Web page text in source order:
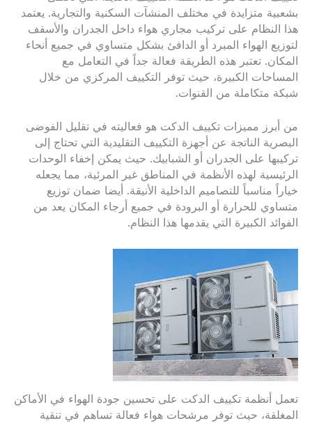
بشعبية متزايدة في مختلف المنشآت السكنية والتجارية. يعتمد
هذا النظام على تركيب مجاري هواء داخل الجدران والأسقف
لتوزيع الهواء المبرد أو الدافئ بشكل متساوي في جميع أنحاء
المكان. تعتبر هذه الطريقة فعالة جداً في التعامل مع
المساحات الكبيرة، حيث توفر التكييف المركزي من خلال
شبكة متكاملة من القنوات.
من أبرز مميزات تكييف الدكت هو فعاليته في تقليل الفوضى
البصرية الناتجة عن أجهزة التكييف التقليدية التي تحتاج إلى
تركيبها على الجدران أو الشبابيك. حيث يمكن إخفاء الوحدات
الرئيسية لهذه الأنظمة في المناطق غير المرئية، مما يجعله
خياراً مناسباً للتصاميم الداخلية الأنيقة. أيضا ضمان توزيع
متساوي للحرارة أو البرودة في جميع أرجاء المكان يعد من
الفوائد الكبيرة التي يقدمها هذا النظام.
تعمل أنظمة تكييف الدكت على تحسين جودة الهواء في الأماكن
المغلقة، حيث توفر مرشحات هواء فعالة تساهم في تنقية